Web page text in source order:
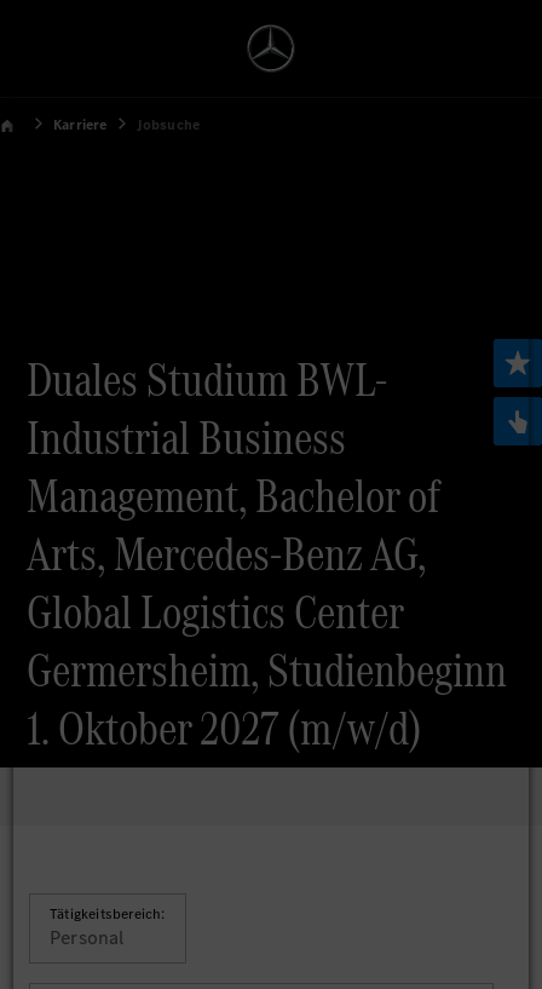
Karriere Jobsuche
Duales Studium BWL-
Industrial Business
Management, Bachelor of
Arts, Mercedes-Benz AG,
Global Logistics Center
Germersheim, Studienbeginn
1. Oktober 2027 (m/w/d)
Tätigkeitsbereich:
Personal